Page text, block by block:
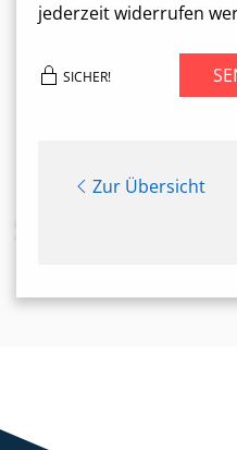
jederzeit widerrufen
SICHER!
Zur Übersicht